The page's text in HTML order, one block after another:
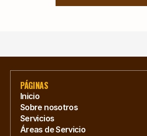
PÁGINAS
Inicio
Sobre nosotros
Servicios
Áreas de Servicio